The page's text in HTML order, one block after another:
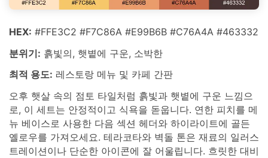
HEX: #FFE3C2 #F7C86A #E99B6B #C76A4A #463332
분위기: 흙빛의, 햇볕에 구운, 소박한
최적 용도: 레스토랑 메뉴 및 카페 간판
오후 햇살 속의 점토 타일처럼 흙빛과 햇볕에 구운 느낌으
로, 이 세트는 안정적이고 식욕을 돋웁니다. 연한 피치를 메
뉴 베이스로 사용한 다음 섹션 헤더와 하이라이트에 골든
옐로우를 가져오세요. 테라코타와 벽돌 톤은 재료의 일러스
트레이션이나 단순한 아이콘에 잘 어울립니다. 흐릿한 대비